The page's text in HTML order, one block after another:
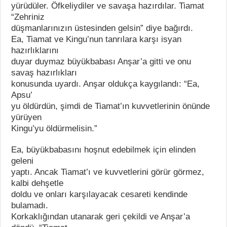
yürüdüler. Öfkeliydiler ve savaşa hazırdılar. Tiamat
“Zehriniz
düşmanlarınızın üstesinden gelsin” diye bağırdı.
Ea, Tiamat ve Kingu’nun tanrılara karşı isyan
hazırlıklarını
duyar duymaz büyükbabası Anşar’a gitti ve onu
savaş hazırlıkları
konusunda uyardı. Anşar oldukça kaygılandı: “Ea,
Apsu’
yu öldürdün, şimdi de Tiamat’ın kuvvetlerinin önünde
yürüyen
Kingu’yu öldürmelisin.”
Ea, büyükbabasını hoşnut edebilmek için elinden
geleni
yaptı. Ancak Tiamat’ı ve kuvvetlerini görür görmez,
kalbi dehşetle
doldu ve onları karşılayacak cesareti kendinde
bulamadı.
Korkaklığından utanarak geri çekildi ve Anşar’a